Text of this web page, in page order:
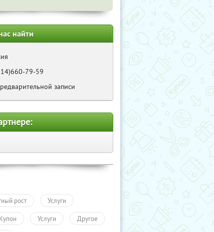
найти
79-59
записи
рост Услуги
Услуги Другое